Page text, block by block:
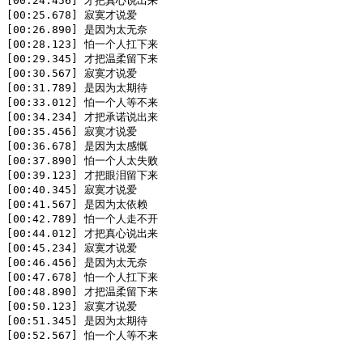
[00:25.678] 寂寞才说爱
[00:26.890] 是因为太无奈
[00:28.123] 怕一个人扛下来
[00:29.345] 才把温柔留下来
[00:30.567] 寂寞才说爱
[00:31.789] 是因为太期待
[00:33.012] 怕一个人等不来
[00:34.234] 才把承诺说出来
[00:35.456] 寂寞才说爱
[00:36.678] 是因为太感慨
[00:37.890] 怕一个人太失败
[00:39.123] 才把眼泪留下来
[00:40.345] 寂寞才说爱
[00:41.567] 是因为太依赖
[00:42.789] 怕一个人走不开
[00:44.012] 才把真心说出来
[00:45.234] 寂寞才说爱
[00:46.456] 是因为太无奈
[00:47.678] 怕一个人扛下来
[00:48.890] 才把温柔留下来
[00:50.123] 寂寞才说爱
[00:51.345] 是因为太期待
[00:52.567] 怕一个人等不来